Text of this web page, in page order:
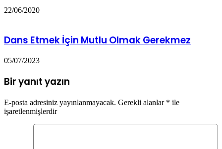
22/06/2020
Dans Etmek İçin Mutlu Olmak Gerekmez
05/07/2023
Bir yanıt yazın
E-posta adresiniz yayınlanmayacak. Gerekli alanlar * ile
işaretlenmişlerdir